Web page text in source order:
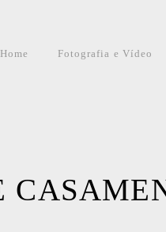
Home Fotografia e Vídeo